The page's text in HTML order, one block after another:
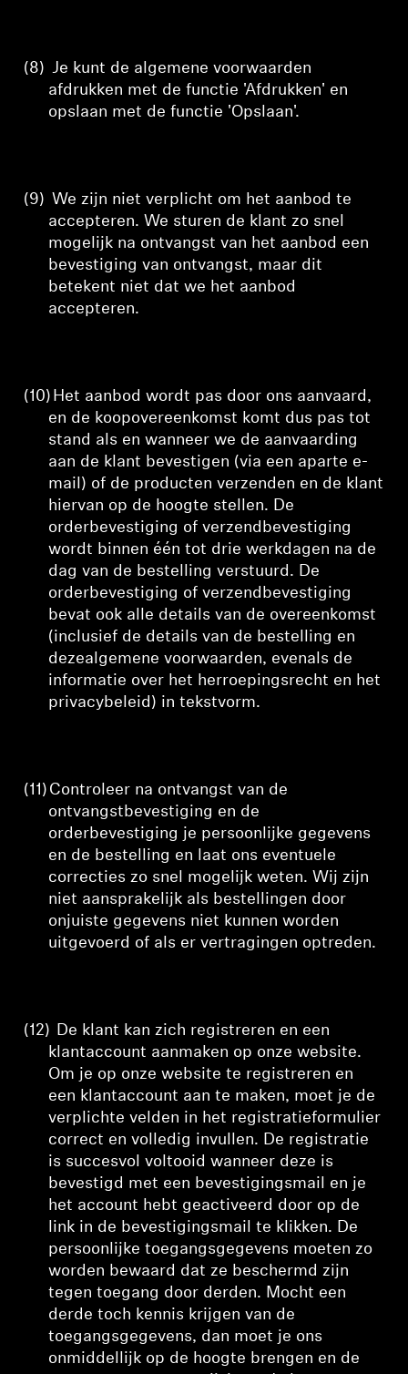
(8) Je kunt de algemene voorwaarden
afdrukken met de functie 'Afdrukken' en
opslaan met de functie 'Opslaan'.
(9) We zijn niet verplicht om het aanbod te
accepteren. We sturen de klant zo snel
mogelijk na ontvangst van het aanbod een
bevestiging van ontvangst, maar dit
betekent niet dat we het aanbod
accepteren.
(10) Het aanbod wordt pas door ons aanvaard,
en de koopovereenkomst komt dus pas tot
stand als en wanneer we de aanvaarding
aan de klant bevestigen (via een aparte e-
mail) of de producten verzenden en de klant
hiervan op de hoogte stellen. De
orderbevestiging of verzendbevestiging
wordt binnen één tot drie werkdagen na de
dag van de bestelling verstuurd. De
orderbevestiging of verzendbevestiging
bevat ook alle details van de overeenkomst
(inclusief de details van de bestelling en
dezealgemene voorwaarden, evenals de
informatie over het herroepingsrecht en het
privacybeleid) in tekstvorm.
(11) Controleer na ontvangst van de
ontvangstbevestiging en de
orderbevestiging je persoonlijke gegevens
en de bestelling en laat ons eventuele
correcties zo snel mogelijk weten. Wij zijn
niet aansprakelijk als bestellingen door
onjuiste gegevens niet kunnen worden
uitgevoerd of als er vertragingen optreden.
(12) De klant kan zich registreren en een
klantaccount aanmaken op onze website.
Om je op onze website te registreren en
een klantaccount aan te maken, moet je de
verplichte velden in het registratieformulier
correct en volledig invullen. De registratie
is succesvol voltooid wanneer deze is
bevestigd met een bevestigingsmail en je
het account hebt geactiveerd door op de
link in de bevestigingsmail te klikken. De
persoonlijke toegangsgegevens moeten zo
worden bewaard dat ze beschermd zijn
tegen toegang door derden. Mocht een
derde toch kennis krijgen van de
toegangsgegevens, dan moet je ons
onmiddellijk op de hoogte brengen en de